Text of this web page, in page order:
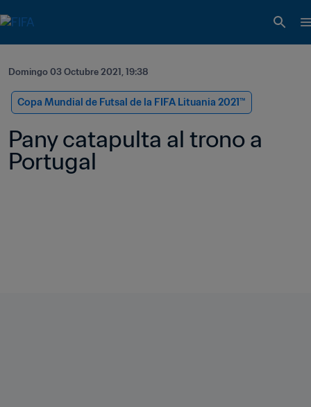
Domingo 03 Octubre 2021, 19:38
Copa Mundial de Futsal de la FIFA Lituania 2021™
Pany catapulta al trono a
Portugal